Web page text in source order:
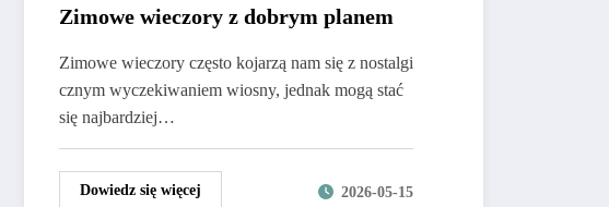
Zimowe wieczory z dobrym planem
Zimowe wieczory często kojarzą nam się z nostalgi
cznym wyczekiwaniem wiosny, jednak mogą stać
się najbardziej…
Dowiedz się więcej 2026-05-15